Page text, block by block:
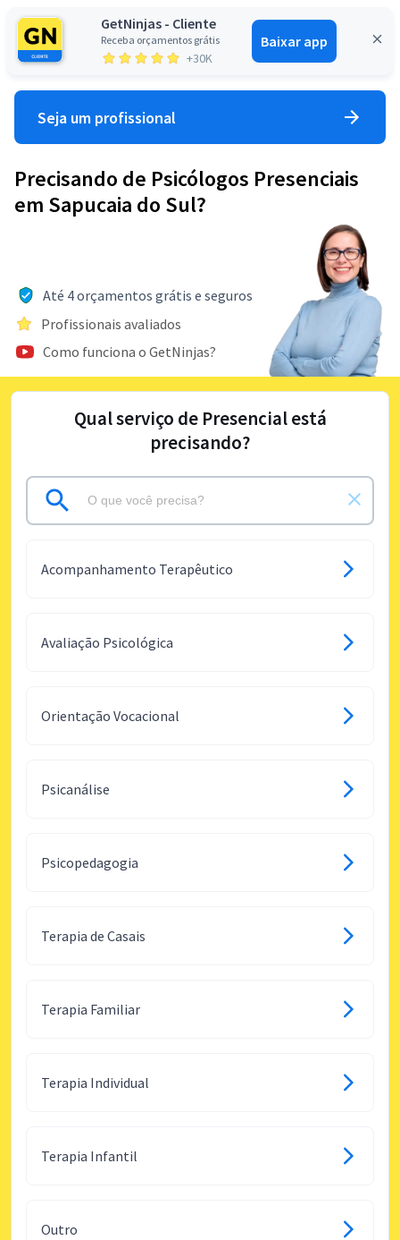
GetNinjas - Cliente
Receba orçamentos grátis
+30K
Baixar app
Entrar
Seja um profissional
Precisando de Psicólogos Presenciais
em Sapucaia do Sul?
Até 4 orçamentos grátis e seguros
Profissionais avaliados
Como funciona o GetNinjas?
Qual serviço de Presencial está
precisando?
Acompanhamento Terapêutico
Avaliação Psicológica
Orientação Vocacional
Psicanálise
Psicopedagogia
Terapia de Casais
Terapia Familiar
Terapia Individual
Terapia Infantil
Outro